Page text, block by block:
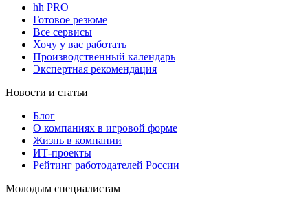
hh PRO
Готовое резюме
Все сервисы
Хочу у вас работать
Производственный календарь
Экспертная рекомендация
Новости и статьи
Блог
О компаниях в игровой форме
Жизнь в компании
ИТ-проекты
Рейтинг работодателей России
Молодым специалистам